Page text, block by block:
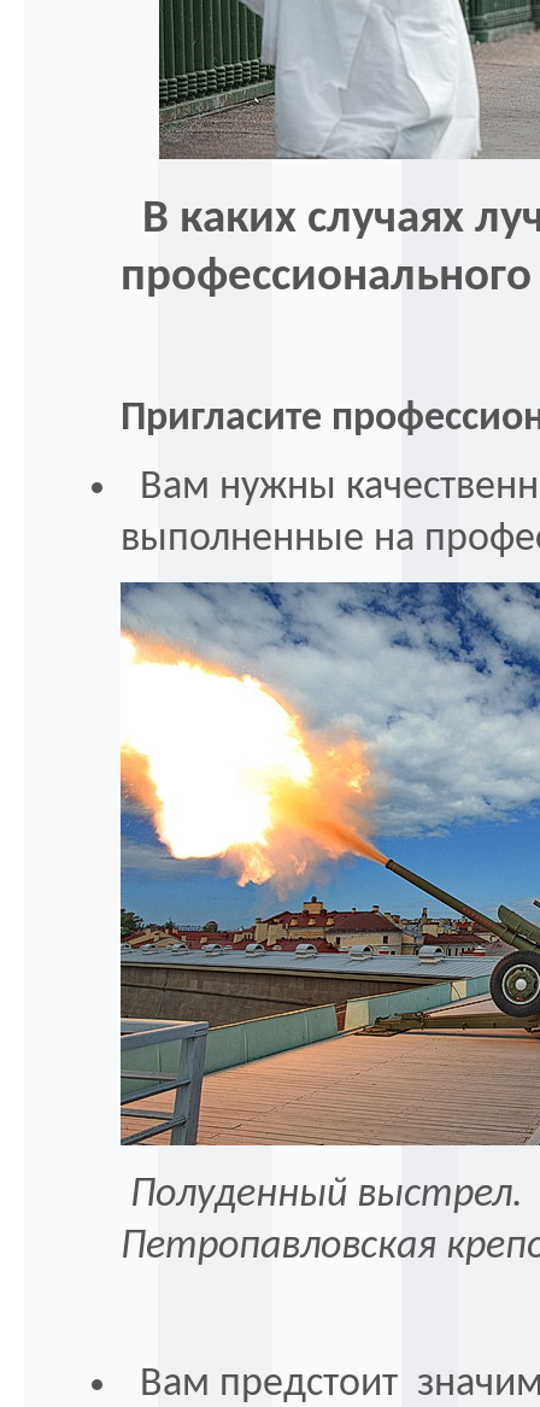
В каких случаях
Пригласите
Вам нужны
выполненные на
Полуденный
Петропавловская
Вам предстоит